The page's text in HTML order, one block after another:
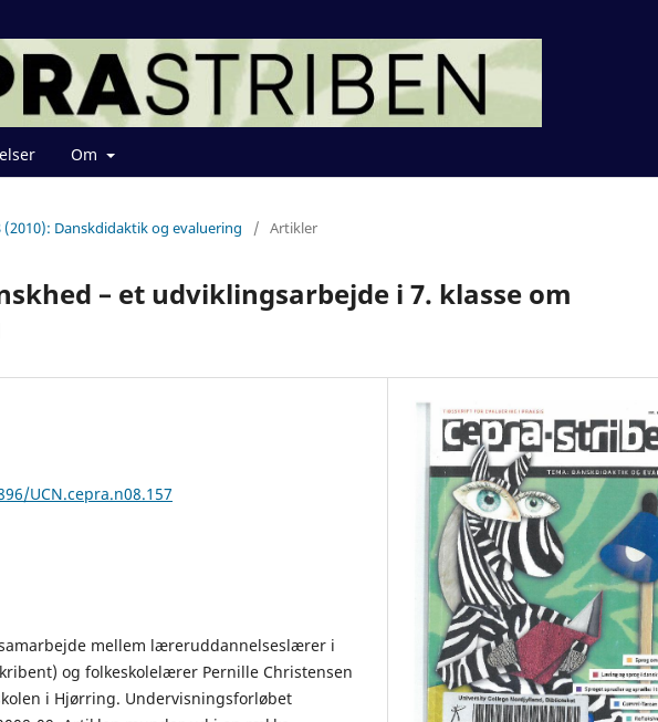
Om
(2010): Danskdidaktik og evaluering / Artikler
– et udviklingsarbejde i 7. klasse om
UCN.cepra.n08.157
mellem læreruddannelseslærer i
og folkeskolelærer Pernille Christensen
i Hjørring. Undervisningsforløbet